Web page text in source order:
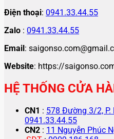
Điện thoại: 0941.33.44.55
Zalo : 0941.33.44.55
Email:
Website: https://
HỆ THỐNG CỬA
CN1 : 578 Đường 3/2, P.
0941.33.44.55
CN2 : 11 Nguyễn Phúc